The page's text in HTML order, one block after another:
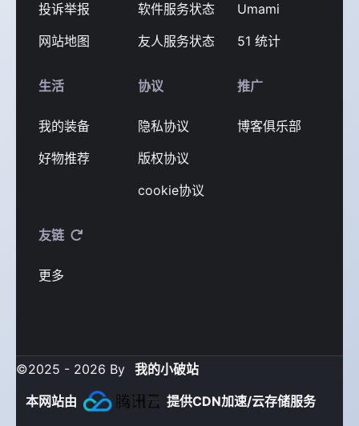
投诉举报
网站地图
软件服务状态
友人服务状态
Umami
51 统计
生活
我的装备
好物推荐
协议
隐私协议
版权协议
cookie协议
推广
博客俱乐部
友链
更多
©2025 - 2026 By 我的小破站
本网站由
提供CDN加速/云存储服务